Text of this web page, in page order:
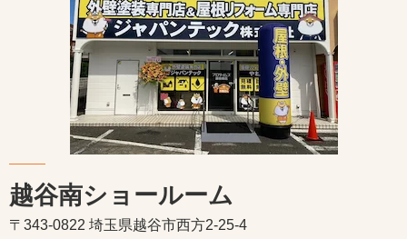
越谷南ショールーム
〒343-0822 埼玉県越谷市西方2-25-4